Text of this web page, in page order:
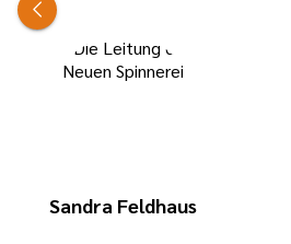
Sandra Feldhaus